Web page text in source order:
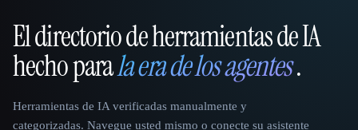
That AI Collection
El directorio de herramientas de IA
hecho parala era de los agentes.
Herramientas de IA verificadas manualmente y
categorizadas. Navegue usted mismo o conecte su asistente